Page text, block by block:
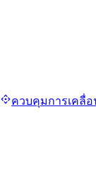
ควบคุมการเคลื่อ